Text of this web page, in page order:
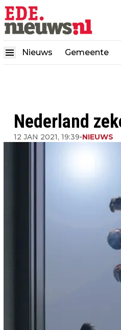
Nieuws Gemeente
Nederland
12 JAN 2021, 19:39•NIEUWS